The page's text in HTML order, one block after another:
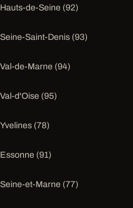
Hauts-de-Seine (92)
Seine-Saint-Denis (93)
Val-de-Marne (94)
Val-d'Oise (95)
Yvelines (78)
Essonne (91)
Seine-et-Marne (77)